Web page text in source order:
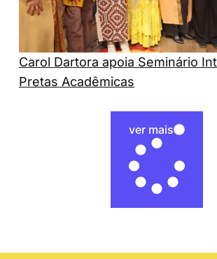
Carol Dartora apoia Seminário
Pretas Acadêmicas
ver mais